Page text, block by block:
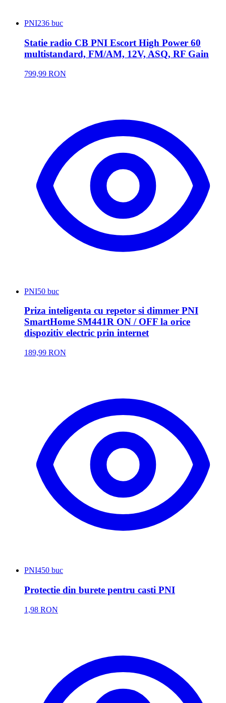
PNI236 buc
Statie radio CB PNI Escort High Power 60
multistandard, FM/AM, 12V, ASQ, RF Gain
799,99 RON
PNI50 buc
Priza inteligenta cu repetor si dimmer PNI
SmartHome SM441R ON / OFF la orice
dispozitiv electric prin internet
189,99 RON
PNI450 buc
Protectie din burete pentru casti PNI
1,98 RON